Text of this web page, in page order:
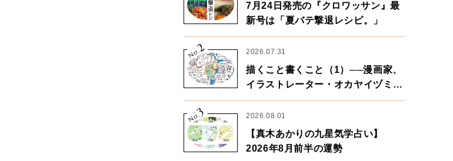
7月24日発売の『クロワッサン』最
新号は「夏バテ撃退レシピ。」
No.2 2026.07.31
描くこと書くこと（1）──漫画家、
イラストレーター・オカヤイヅミさ
ん×漫画家・鶴谷香央理さん
No.
3 2026.08.01
【真木あかりの九星気学占い】
2026年8月前半の運勢